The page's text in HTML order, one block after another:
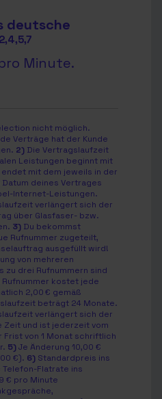
deutsche
2,4,5,7
Minute.
nicht möglich.
Verträge hat der Kunde
2) Die Vertragslaufzeit
Leistungen beginnt mit
mit dem jeweils in der
deines Vertrages
Internet-Leistungen.
verlängert sich der
über Glasfaser- bzw.
3) Du bekommst
Rufnummer zugeteilt,
ausgefüllt wird!
von mehreren
zu drei Rufnummern sind
kostet jede
2,00 € gemäß
beträgt 24 Monate.
verlängert sich der
Zeit und ist jederzeit vom
Frist von 1 Monat schriftlich
5)Je Änderung 10,00 €
€). 6) Standardpreis ins
Flatrate ins
€ pro Minute